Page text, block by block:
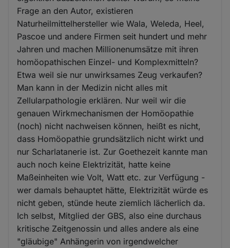
Frage an den Autor, existieren
Naturheilmittelhersteller wie Wala, Weleda, Heel,
Pascoe und andere Firmen seit hundert und mehr
Jahren und machen Millionenumsätze mit ihren
homöopathischen Einzel- und Komplexmitteln?
Etwa weil sie nur unwirksames Zeug verkaufen?
Man kann in der Medizin nicht alles mit
Zellularpathologie erklären. Nur weil wir die
genauen Wirkmechanismen der Homöopathie
(noch) nicht nachweisen können, heißt es nicht,
dass Homöopathie grundsätzlich nicht wirkt und
nur Scharlatanerie ist. Zur Goethezeit kannte man
auch noch keine Elektrizität, hatte keine
Maßeinheiten wie Volt, Watt etc. zur Verfügung -
wer damals behauptet hätte, Elektrizität würde es
nicht geben, stünde heute ziemlich lächerlich da.
Ich selbst, Mitglied der GBS, also eine durchaus
kritische Zeitgenossin und alles andere als eine
"gläubige" Anhängerin von irgendwelcher